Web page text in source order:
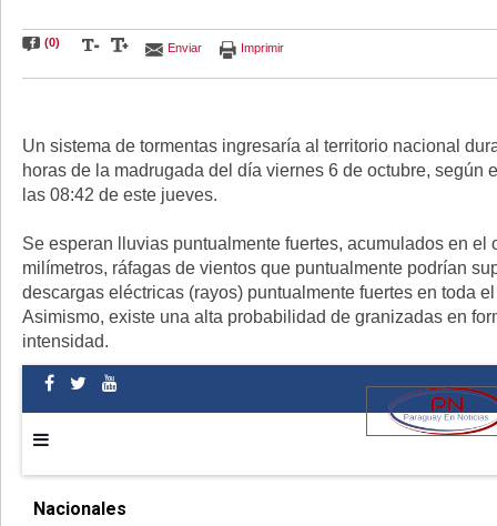
(0) Enviar Imprimir
Un sistema de tormentas ingresaría al territorio nacional
horas de la madrugada del día viernes 6 de octubre, según
las 08:42 de este jueves.
Se esperan lluvias puntualmente fuertes, acumulados en el
milímetros, ráfagas de vientos que puntualmente podrían
descargas eléctricas (rayos) puntualmente fuertes en toda
Asimismo, existe una alta probabilidad de granizadas en
intensidad.
Nacionales